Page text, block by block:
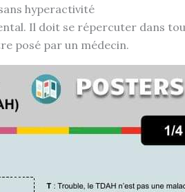
hyperactivité
Il doit se répercuter dans
posé par un médecin.